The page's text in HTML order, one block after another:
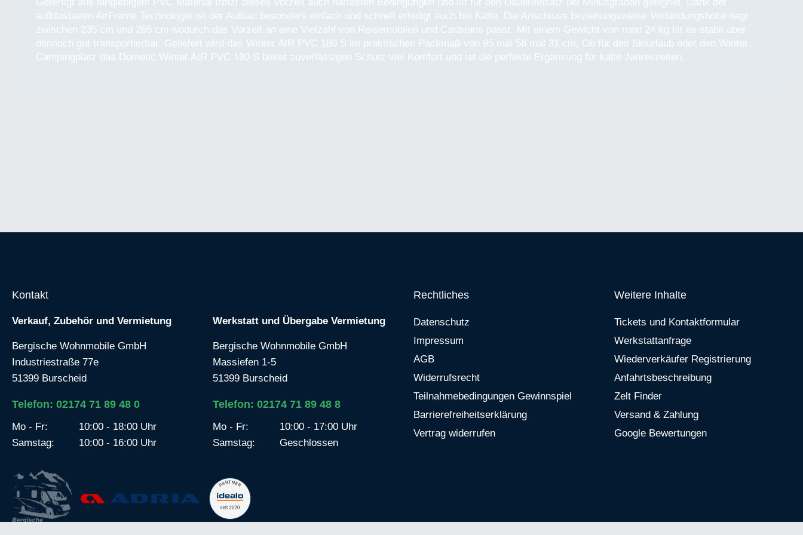
aufblasbaren AirFrame Technologie ist der Aufbau besonders einfach und schnell erledigt auch bei Kälte. Die Anschluss beziehungsweise Verbindungshöhe liegt
zwischen 235 cm und 265 cm wodurch das Vorzelt an eine Vielzahl von Reisemobilen und Caravans passt. Mit einem Gewicht von rund 24 kg ist es stabil aber
dennoch gut transportierbar. Geliefert wird das Winter AIR PVC 180 S im praktischen Packmaß von 95 mal 56 mal 31 cm. Ob für den Skiurlaub oder den Winter
Campingplatz das Dometic Winter AIR PVC 180 S bietet zuverlässigen Schutz viel Komfort und ist die perfekte Ergänzung für kalte Jahreszeiten.
Kontakt
Verkauf, Zubehör und Vermietung
Bergische Wohnmobile GmbH
Industriestraße 77e
51399 Burscheid
Telefon: 02174 71 89 48 0
Mo - Fr:
10:00 - 18:00 Uhr
Samstag:
10:00 - 16:00 Uhr
Werkstatt und Übergabe Vermietung
Bergische Wohnmobile GmbH
Massiefen 1-5
51399 Burscheid
Telefon: 02174 71 89 48 8
Mo - Fr:
10:00 - 17:00 Uhr
Samstag:
Geschlossen
Rechtliches
Datenschutz
Impressum
AGB
Widerrufsrecht
Teilnahmebedingungen Gewinnspiel
Barrierefreiheitserklärung
Vertrag widerrufen
Weitere Inhalte
Tickets und Kontaktformular
Werkstattanfrage
Wiederverkäufer Registrierung
Anfahrtsbeschreibung
Zelt Finder
Versand & Zahlung
Google Bewertungen